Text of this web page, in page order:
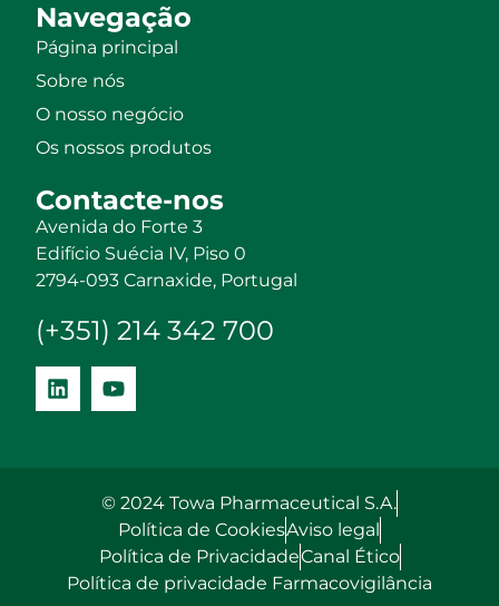
Navegação
Página principal
Sobre nós
O nosso negócio
Os nossos produtos
Contacte-nos
Avenida do Forte 3
Edifício Suécia IV, Piso 0
2794-093 Carnaxide, Portugal
(+351) 214 342 700
© 2024 Towa Pharmaceutical S.A.
Política de CookiesAviso legal
Política de PrivacidadeCanal Ético
Política de privacidade Farmacovigilância